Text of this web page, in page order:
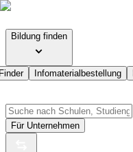
Bildung finden
Infomaterialbestellung
Für Unternehmen